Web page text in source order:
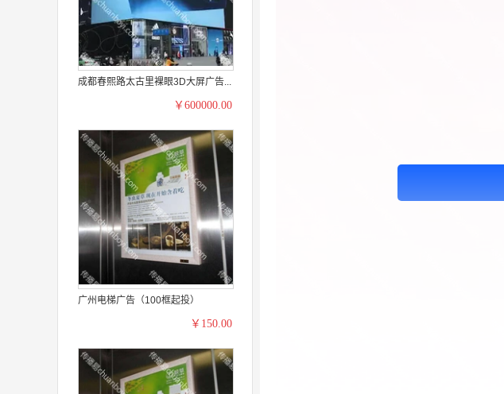
成都春熙路太古里裸眼3D大屏广告...
￥600000.00
广州电梯广告（100框起投）
￥150.00